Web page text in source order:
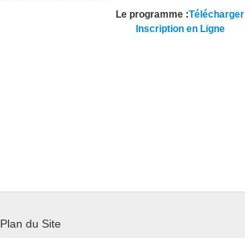
Le programme :Télécharger
Inscription en Ligne
Plan du Site